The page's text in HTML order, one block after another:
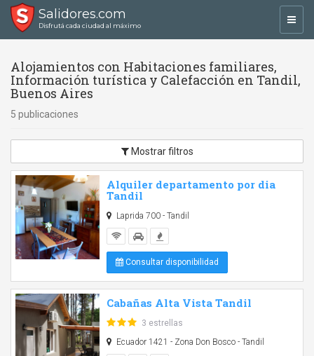
Salidores.com
Disfrutá cada ciudad al máximo
Alojamientos con Habitaciones familiares,
Información turística y Calefacción en Tandil,
Buenos Aires
5 publicaciones
Mostrar filtros
Alquiler departamento por dia
Tandil
Laprida 700 - Tandil
Consultar disponibilidad
Cabañas Alta Vista Tandil
3 estrellas
Ecuador 1421 - Zona Don Bosco - Tandil